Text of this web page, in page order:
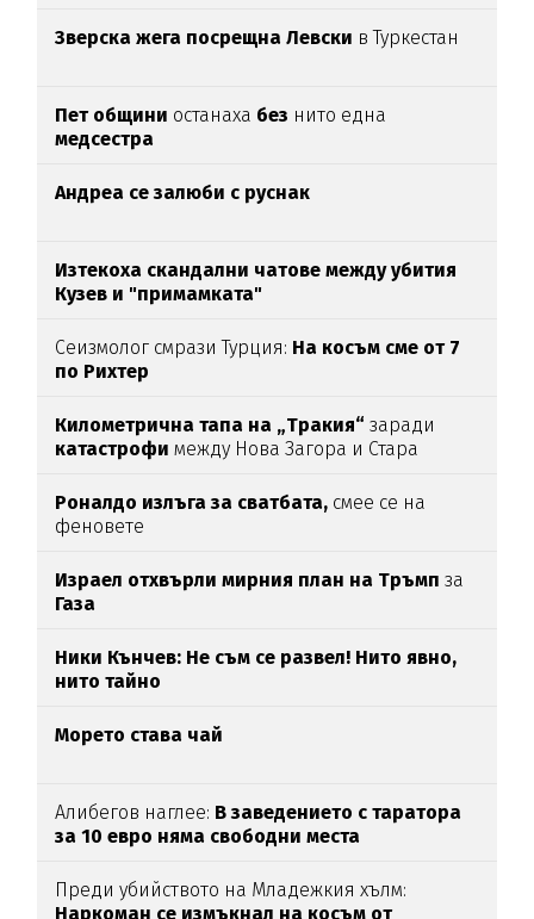
Зверска жега посрещна Левски в Туркестан
Пет общини останаха без нито една
медсестра
Андреа се залюби с руснак
Изтекоха скандални чатове между убития
Кузев и "примамката"
Сеизмолог смрази Турция: На косъм сме от 7
по Рихтер
Километрична тапа на „Тракия“ заради
катастрофи между Нова Загора и Стара
Роналдо излъга за сватбата, смее се на
феновете
Израел отхвърли мирния план на Тръмп за
Газа
Ники Кънчев: Не съм се развел! Нито явно,
нито тайно
Морето става чай
Алибегов наглее: В заведението с таратора
за 10 евро няма свободни места
Преди убийството на Младежкия хълм:
Наркоман се измъкнал на косъм от